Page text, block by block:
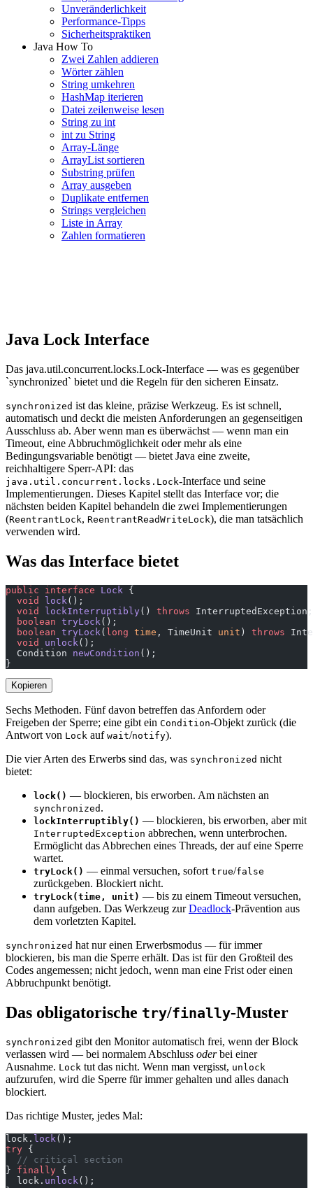
Unveränderlichkeit
Performance-Tipps
Sicherheitspraktiken
Java How To
Zwei Zahlen addieren
Wörter zählen
String umkehren
HashMap iterieren
Datei zeilenweise lesen
String zu int
int zu String
Array-Länge
ArrayList sortieren
Substring prüfen
Array ausgeben
Duplikate entfernen
Strings vergleichen
Liste in Array
Zahlen formatieren
Java Lock Interface
Das java.util.concurrent.locks.Lock-Interface — was es gegenüber
`synchronized` bietet und die Regeln für den sicheren Einsatz.
synchronized ist das kleine, präzise Werkzeug. Es ist schnell,
automatisch und deckt die meisten Anforderungen an gegenseitigen
Ausschluss ab. Aber wenn man es überwächst — wenn man ein
Timeout, eine Abbruchmöglichkeit oder mehr als eine
Bedingungsvariable benötigt — bietet Java eine zweite,
reichhaltigere Sperr-API: das
java.util.concurrent.locks.Lock-Interface und seine
Implementierungen. Dieses Kapitel stellt das Interface vor; die
nächsten beiden Kapitel behandeln die zwei Implementierungen
(ReentrantLock, ReentrantReadWriteLock), die man tatsächlich
verwenden wird.
Was das Interface bietet
public interface Lock {
  void
lock ();
  void
lockInterruptibly() throws InterruptedException;
  boolean
tryLock ();
  boolean
tryLock ( long time , TimeUnit unit ) throws
  void
unlock ();
  Condition
newCondition ();
}
Kopieren
Sechs Methoden. Fünf davon betreffen das Anfordern oder
Freigeben der Sperre; eine gibt ein Condition-Objekt zurück (die
Antwort von Lock auf wait/notify).
Die vier Arten des Erwerbs sind das, was synchronized nicht
bietet:
lock() — blockieren, bis erworben. Am nächsten an
synchronized .
lockInterruptibly() — blockieren, bis erworben, aber mit
InterruptedException abbrechen, wenn unterbrochen.
Ermöglicht das Abbrechen eines Threads, der auf eine Sperre
wartet.
tryLock() — einmal versuchen, sofort true/false
zurückgeben. Blockiert nicht.
tryLock(time, unit) — bis zu einem Timeout versuchen,
dann aufgeben. Das Werkzeug zurDeadlock-Prävention aus
dem vorletzten Kapitel.
synchronized hat nur einen Erwerbsmodus — für immer
blockieren, bis man die Sperre erhält. Das ist für den Großteil des
Codes angemessen; nicht jedoch, wenn man eine Frist oder einen
Abbruchpunkt benötigt.
Das obligatorische try/finally-Muster
synchronized gibt den Monitor automatisch frei, wenn der Block
verlassen wird — bei normalem Abschluss oderbei einer
Ausnahme. Lock tut das nicht. Wenn man vergisst, unlock
aufzurufen, wird die Sperre für immer gehalten und alles danach
blockiert.
Das richtige Muster, jedes Mal:
lock. lock();
try {
  // critical section
} finally {
  lock.
unlock();